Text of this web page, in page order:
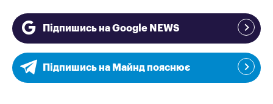
Підпишись на Google NEWS
Підпишись на Майнд пояснює